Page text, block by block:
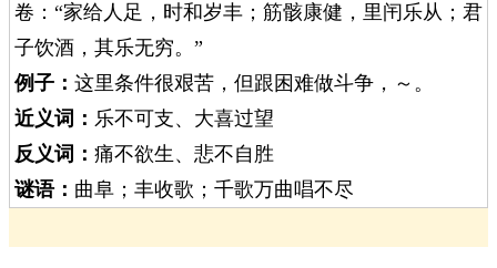
卷：“家给人足，时和岁丰；筋骸康健，里闬乐从；君
子饮酒，其乐无穷。”
例子： 这里条件很艰苦，但跟困难做斗争，～。
近义词： 乐不可支、大喜过望
反义词： 痛不欲生、悲不自胜
谜语： 曲阜；丰收歌；千歌万曲唱不尽